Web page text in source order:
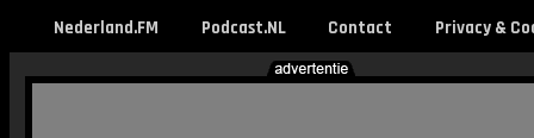
Nederland.FM Podcast.NL Contact Privacy &